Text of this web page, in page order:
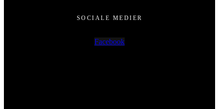
SOCIALE MEDIER
Facebook